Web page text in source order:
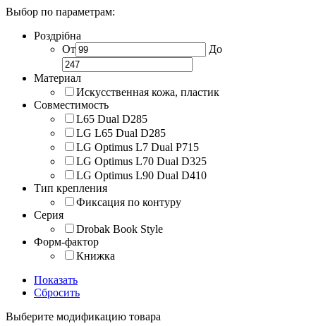
Выбор по параметрам:
Роздрібна
От
До
Материал
Искусственная кожа, пластик
Совместимость
L65 Dual D285
LG L65 Dual D285
LG Optimus L7 Dual P715
LG Optimus L70 Dual D325
LG Optimus L90 Dual D410
Тип крепления
Фиксация по контуру
Серия
Drobak Book Style
Форм-фактор
Книжка
Показать
Сбросить
Выберите модификацию товара